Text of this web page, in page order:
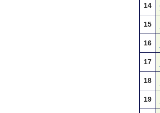
14
15
16
17
18
19